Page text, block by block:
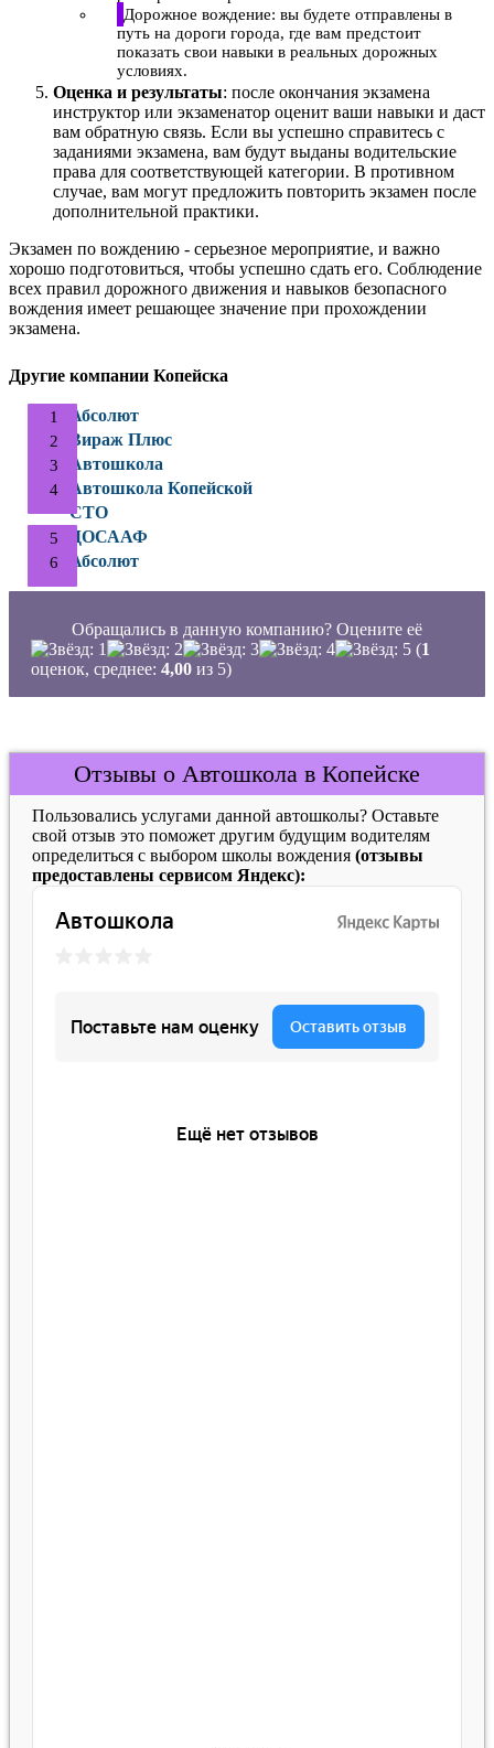
Дорожное вождение: вы будете отправлены в
путь на дороги города, где вам предстоит
показать свои навыки в реальных дорожных
условиях.
Оценка и результаты: после окончания экзамена
инструктор или экзаменатор оценит ваши навыки и даст
вам обратную связь. Если вы успешно справитесь с
заданиями экзамена, вам будут выданы водительские
права для соответствующей категории. В противном
случае, вам могут предложить повторить экзамен после
дополнительной практики.
Экзамен по вождению - серьезное мероприятие, и важно
хорошо подготовиться, чтобы успешно сдать его. Соблюдение
всех правил дорожного движения и навыков безопасного
вождения имеет решающее значение при прохождении
экзамена.
Другие компании Копейска
Абсолют
Вираж Плюс
Автошкола
Автошкола Копейской
СТО
ДОСААФ
Абсолют
Обращались в данную компанию? Оцените её
(1
оценок, среднее: 4,00 из 5)
Отзывы о Автошкола в Копейске
Пользовались услугами данной автошколы? Оставьте
свой отзыв это поможет другим будущим водителям
определиться с выбором школы вождения (отзывы
предоставлены сервисом Яндекс):